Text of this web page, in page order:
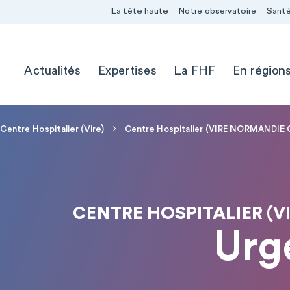
La tête haute Notre observatoire
Actualités
Expertises La FHF En régions
Centre Hospitalier (Vire) Centre Hospitalier (VIRE NORMANDIE
CENTRE HOSPITALIER